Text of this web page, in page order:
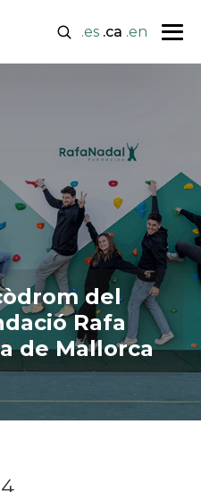
.es .ca .en
del
Rafa
de Mallorca